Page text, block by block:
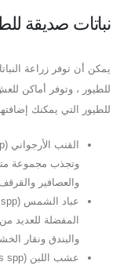
نباتات صديقة
يمكن أن توفر زراعة
للطيور ، وتوفر أماكن
للطيور التي يمكنك
وتجذب مجموعة
والعصافير والقرقف.
المفضلة للعديد
والبندق ونقار